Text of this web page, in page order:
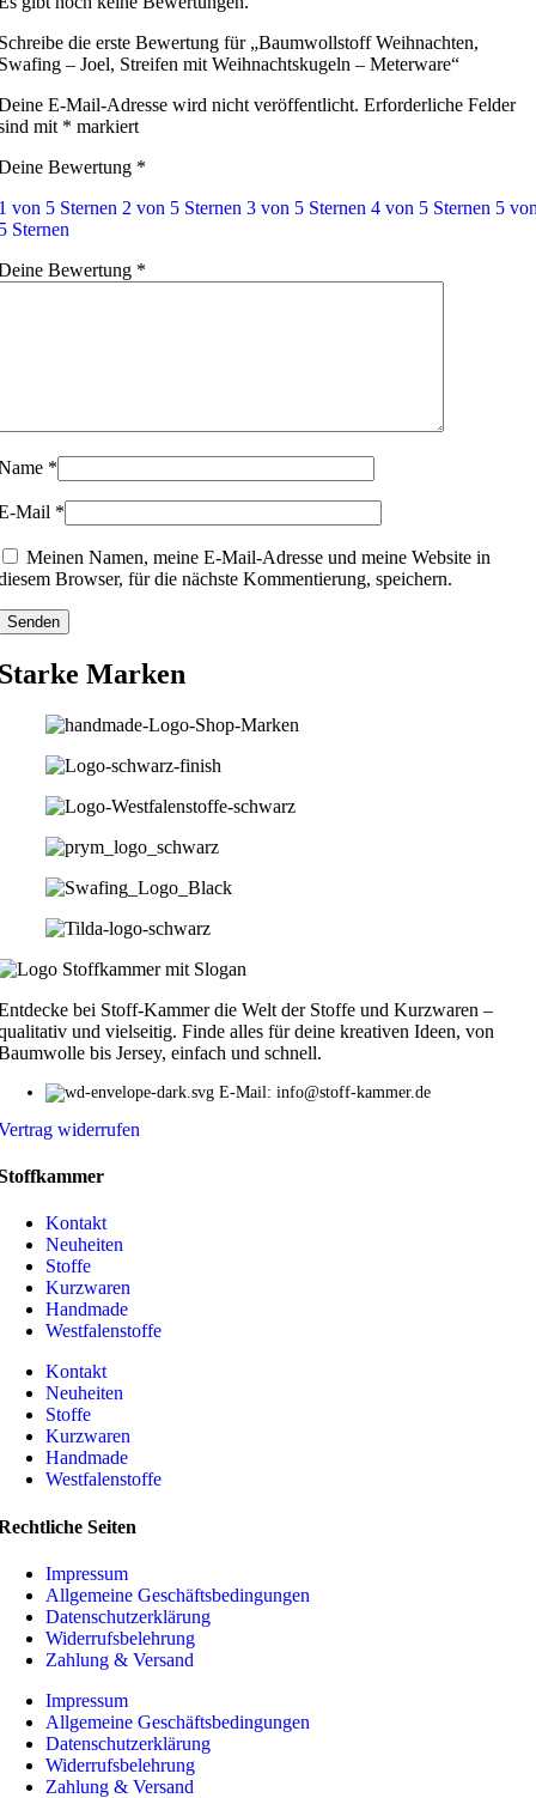
die erste Bewertung für „Baumwollstoff Weihnachten,
– Joel, Streifen mit Weihnachtskugeln – Meterware“
E-Mail-Adresse wird nicht veröffentlicht. Erforderliche Felder
mit * markiert
Bewertung *
von 5 Sternen 2 von 5 Sternen 3 von 5 Sternen 4 von 5 Sternen 5
Sternen
Bewertung *
*
Mail *
Meinen Namen, meine E-Mail-Adresse und meine Website in
Browser, für die nächste Kommentierung, speichern.
Marken
bei Stoff-Kammer die Welt der Stoffe und Kurzwaren –
und vielseitig. Finde alles für deine kreativen Ideen, von
bis Jersey, einfach und schnell.
E-Mail: info@stoff-kammer.de
widerrufen
Kontakt
Neuheiten
Stoffe
Kurzwaren
Handmade
Westfalenstoffe
Kontakt
Neuheiten
Stoffe
Kurzwaren
Handmade
Westfalenstoffe
Seiten
Impressum
Allgemeine Geschäftsbedingungen
Datenschutzerklärung
Widerrufsbelehrung
Zahlung & Versand
Impressum
Allgemeine Geschäftsbedingungen
Datenschutzerklärung
Widerrufsbelehrung
Zahlung & Versand